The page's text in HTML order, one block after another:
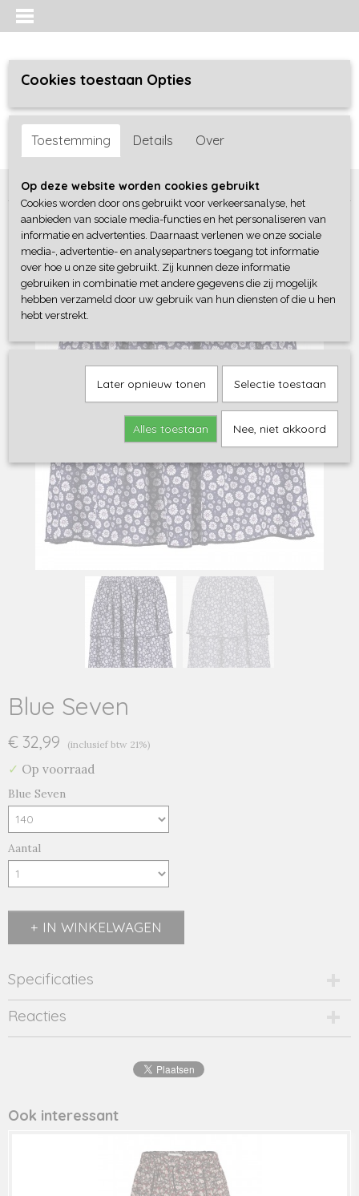
Inloggen Registreren
Home >Meisjes>jurken / rokken/ jumpsuit>Blue Seven
Blue Seven
€ 32,99 (inclusief btw 21%)
✓ Op voorraad
Blue Seven
Aantal
IN WINKELWAGEN
Specificaties
Productcode
2108-11889
Productcode leverancier
Reacties
Ook interessant
Cookies toestaan Opties
Toestemming Details Over
Op deze website worden cookies gebruikt
Cookies worden door ons gebruikt voor verkeersanalyse, het
aanbieden van sociale media-functies en het personaliseren van
informatie en advertenties. Daarnaast verlenen we onze sociale
media-, advertentie- en analysepartners toegang tot informatie
over hoe u onze site gebruikt. Zij kunnen deze informatie
gebruiken in combinatie met andere gegevens die zij mogelijk
hebben verzameld door uw gebruik van hun diensten of die u hen
hebt verstrekt.
Later opnieuw tonen Selectie toestaan
Alles toestaan Nee, niet akkoord